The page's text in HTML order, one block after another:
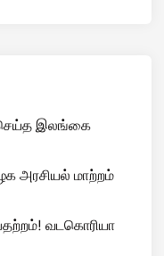
செய்த இலங்கை
அரசியல் மாற்றம்
வடகொரியா